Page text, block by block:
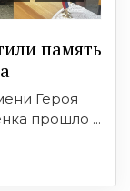
память
Героя
прошло ...